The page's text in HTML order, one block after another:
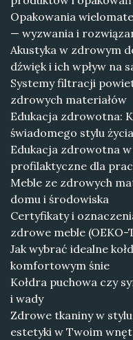
Opakowania
— wyzwania i
Akustyka w zdrowym
dźwięk i ich wpływ na
Systemy filtracji
zdrowych materiałów
Edukacja zdrowotna:
świadomego stylu życia
Edukacja zdrowotna
profilaktyczne dla
Meble ze zdrowych
domu i środowiska
Certyfikaty i
zdrowe meble (OEKO-
Jak wybrać idealne
komfortowym śnie
Kołdra puchowa czy
i wady
Zdrowe tkaniny w
estetyki w Twoim